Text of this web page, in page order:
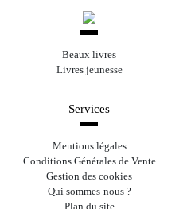
Beaux livres
Livres jeunesse
Services
Mentions légales
Conditions Générales de Vente
Gestion des cookies
Qui sommes-nous ?
Plan du site